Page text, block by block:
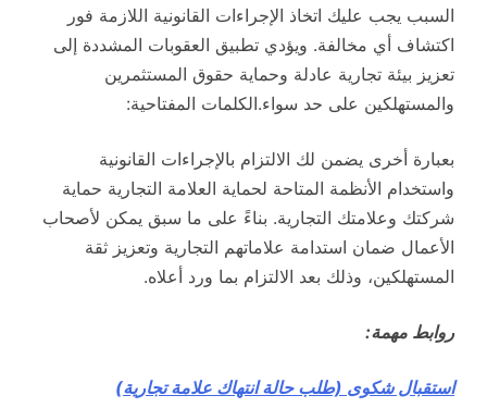
السبب يجب عليك اتخاذ الإجراءات القانونية اللازمة فور
اكتشاف أي مخالفة. ويؤدي تطبيق العقوبات المشددة إلى
تعزيز بيئة تجارية عادلة وحماية حقوق المستثمرين
والمستهلكين على حد سواء.الكلمات المفتاحية:
بعبارة أخرى يضمن لك الالتزام بالإجراءات القانونية
واستخدام الأنظمة المتاحة لحماية العلامة التجارية حماية
شركتك وعلامتك التجارية. بناءً على ما سبق يمكن لأصحاب
الأعمال ضمان استدامة علاماتهم التجارية وتعزيز ثقة
المستهلكين، وذلك بعد الالتزام بما ورد أعلاه.
روابط مهمة:
استقبال شكوى (طلب حالة انتهاك علامة تجارية)